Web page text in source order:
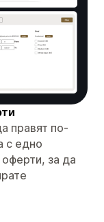
правят по-
с едно
за да